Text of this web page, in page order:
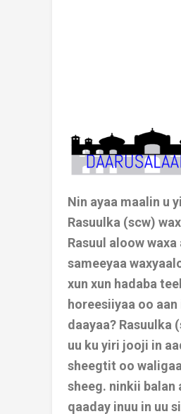
Nin ayaa maalin u
Rasuulka (scw)
Rasuul aloow waxa
sameeyaa
xun xun hadaba
horeesiiyaa oo aan
daayaa? Rasuulka
uu ku yiri jooji in
sheegtit oo
sheeg. ninkii balan
qaaday inuu in uu